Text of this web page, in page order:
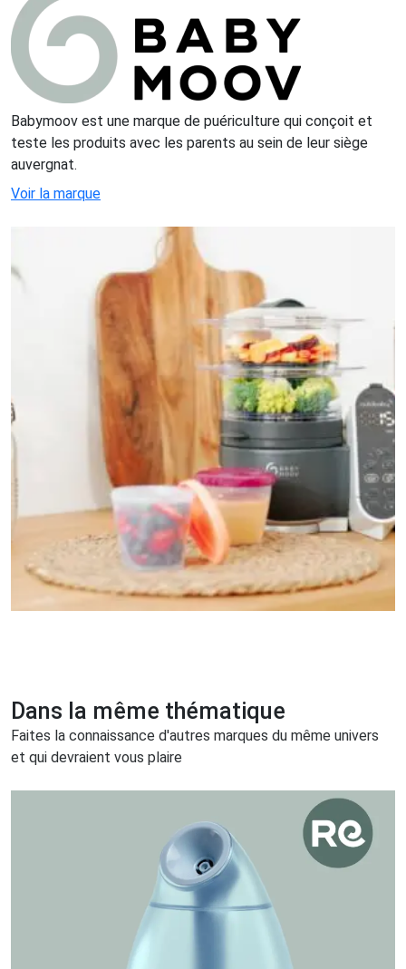
Babymoov est une marque de puériculture qui conçoit et
teste les produits avec les parents au sein de leur siège
auvergnat.
Voir la marque
Dans la même thématique
Faites la connaissance d'autres marques du même univers
et qui devraient vous plaire